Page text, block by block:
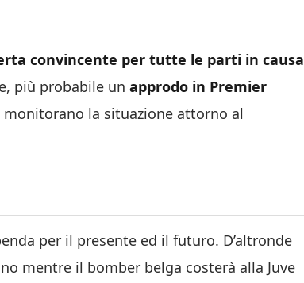
convincente per tutte le parti in causa
più probabile un approdo in Premier
la situazione attorno al
per il presente ed il futuro. D’altronde
mentre il bomber belga costerà alla Juve